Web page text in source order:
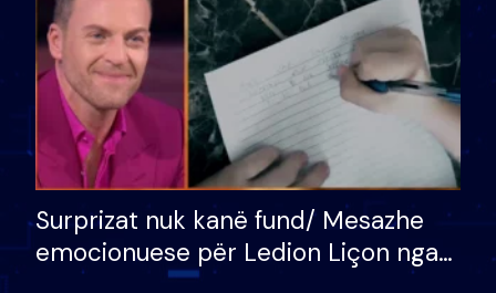
Surprizat nuk kanë fund/ Mesazhe
emocionuese për Ledion Liçon nga
nëna dhe fëmijët e tij, moderatori